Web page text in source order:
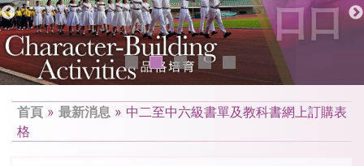
首頁 » 最新消息 » 中二至中六級書單及教科書網上訂購表
格